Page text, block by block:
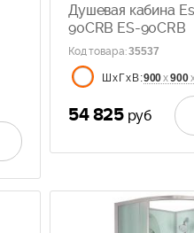
Душевая кабина
90CRB ES-90CRB
Код товара:35537
ШхГхВ:900х900
54 825 руб